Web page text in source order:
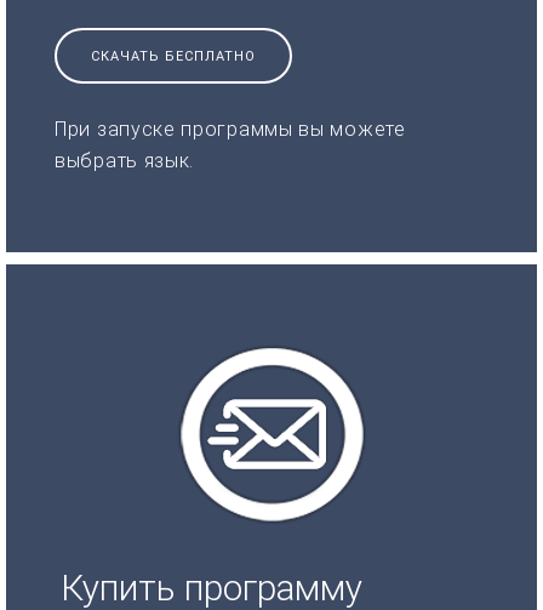
СКАЧАТЬ БЕСПЛАТНО
При запуске программы вы можете
выбрать язык.
Купить программу